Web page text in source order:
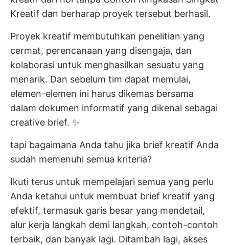
Kreatif dan berharap proyek tersebut berhasil.
Proyek kreatif membutuhkan penelitian yang
cermat, perencanaan yang disengaja, dan
kolaborasi untuk menghasilkan sesuatu yang
menarik. Dan sebelum tim dapat memulai,
elemen-elemen ini harus dikemas bersama
dalam dokumen informatif yang dikenal sebagai
creative brief. ✨
tapi bagaimana Anda tahu jika brief kreatif Anda
sudah memenuhi semua kriteria?
Ikuti terus untuk mempelajari semua yang perlu
Anda ketahui untuk membuat brief kreatif yang
efektif, termasuk garis besar yang mendetail,
alur kerja langkah demi langkah, contoh-contoh
terbaik, dan banyak lagi. Ditambah lagi, akses